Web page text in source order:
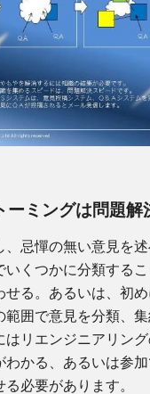
ーミングは問題解
、忌憚の無い意見を
いくつかに分類する
せる。あるいは、初
範囲で意見を分類、
はリエンジニアリン
わかる、あるいは参
必要があります。